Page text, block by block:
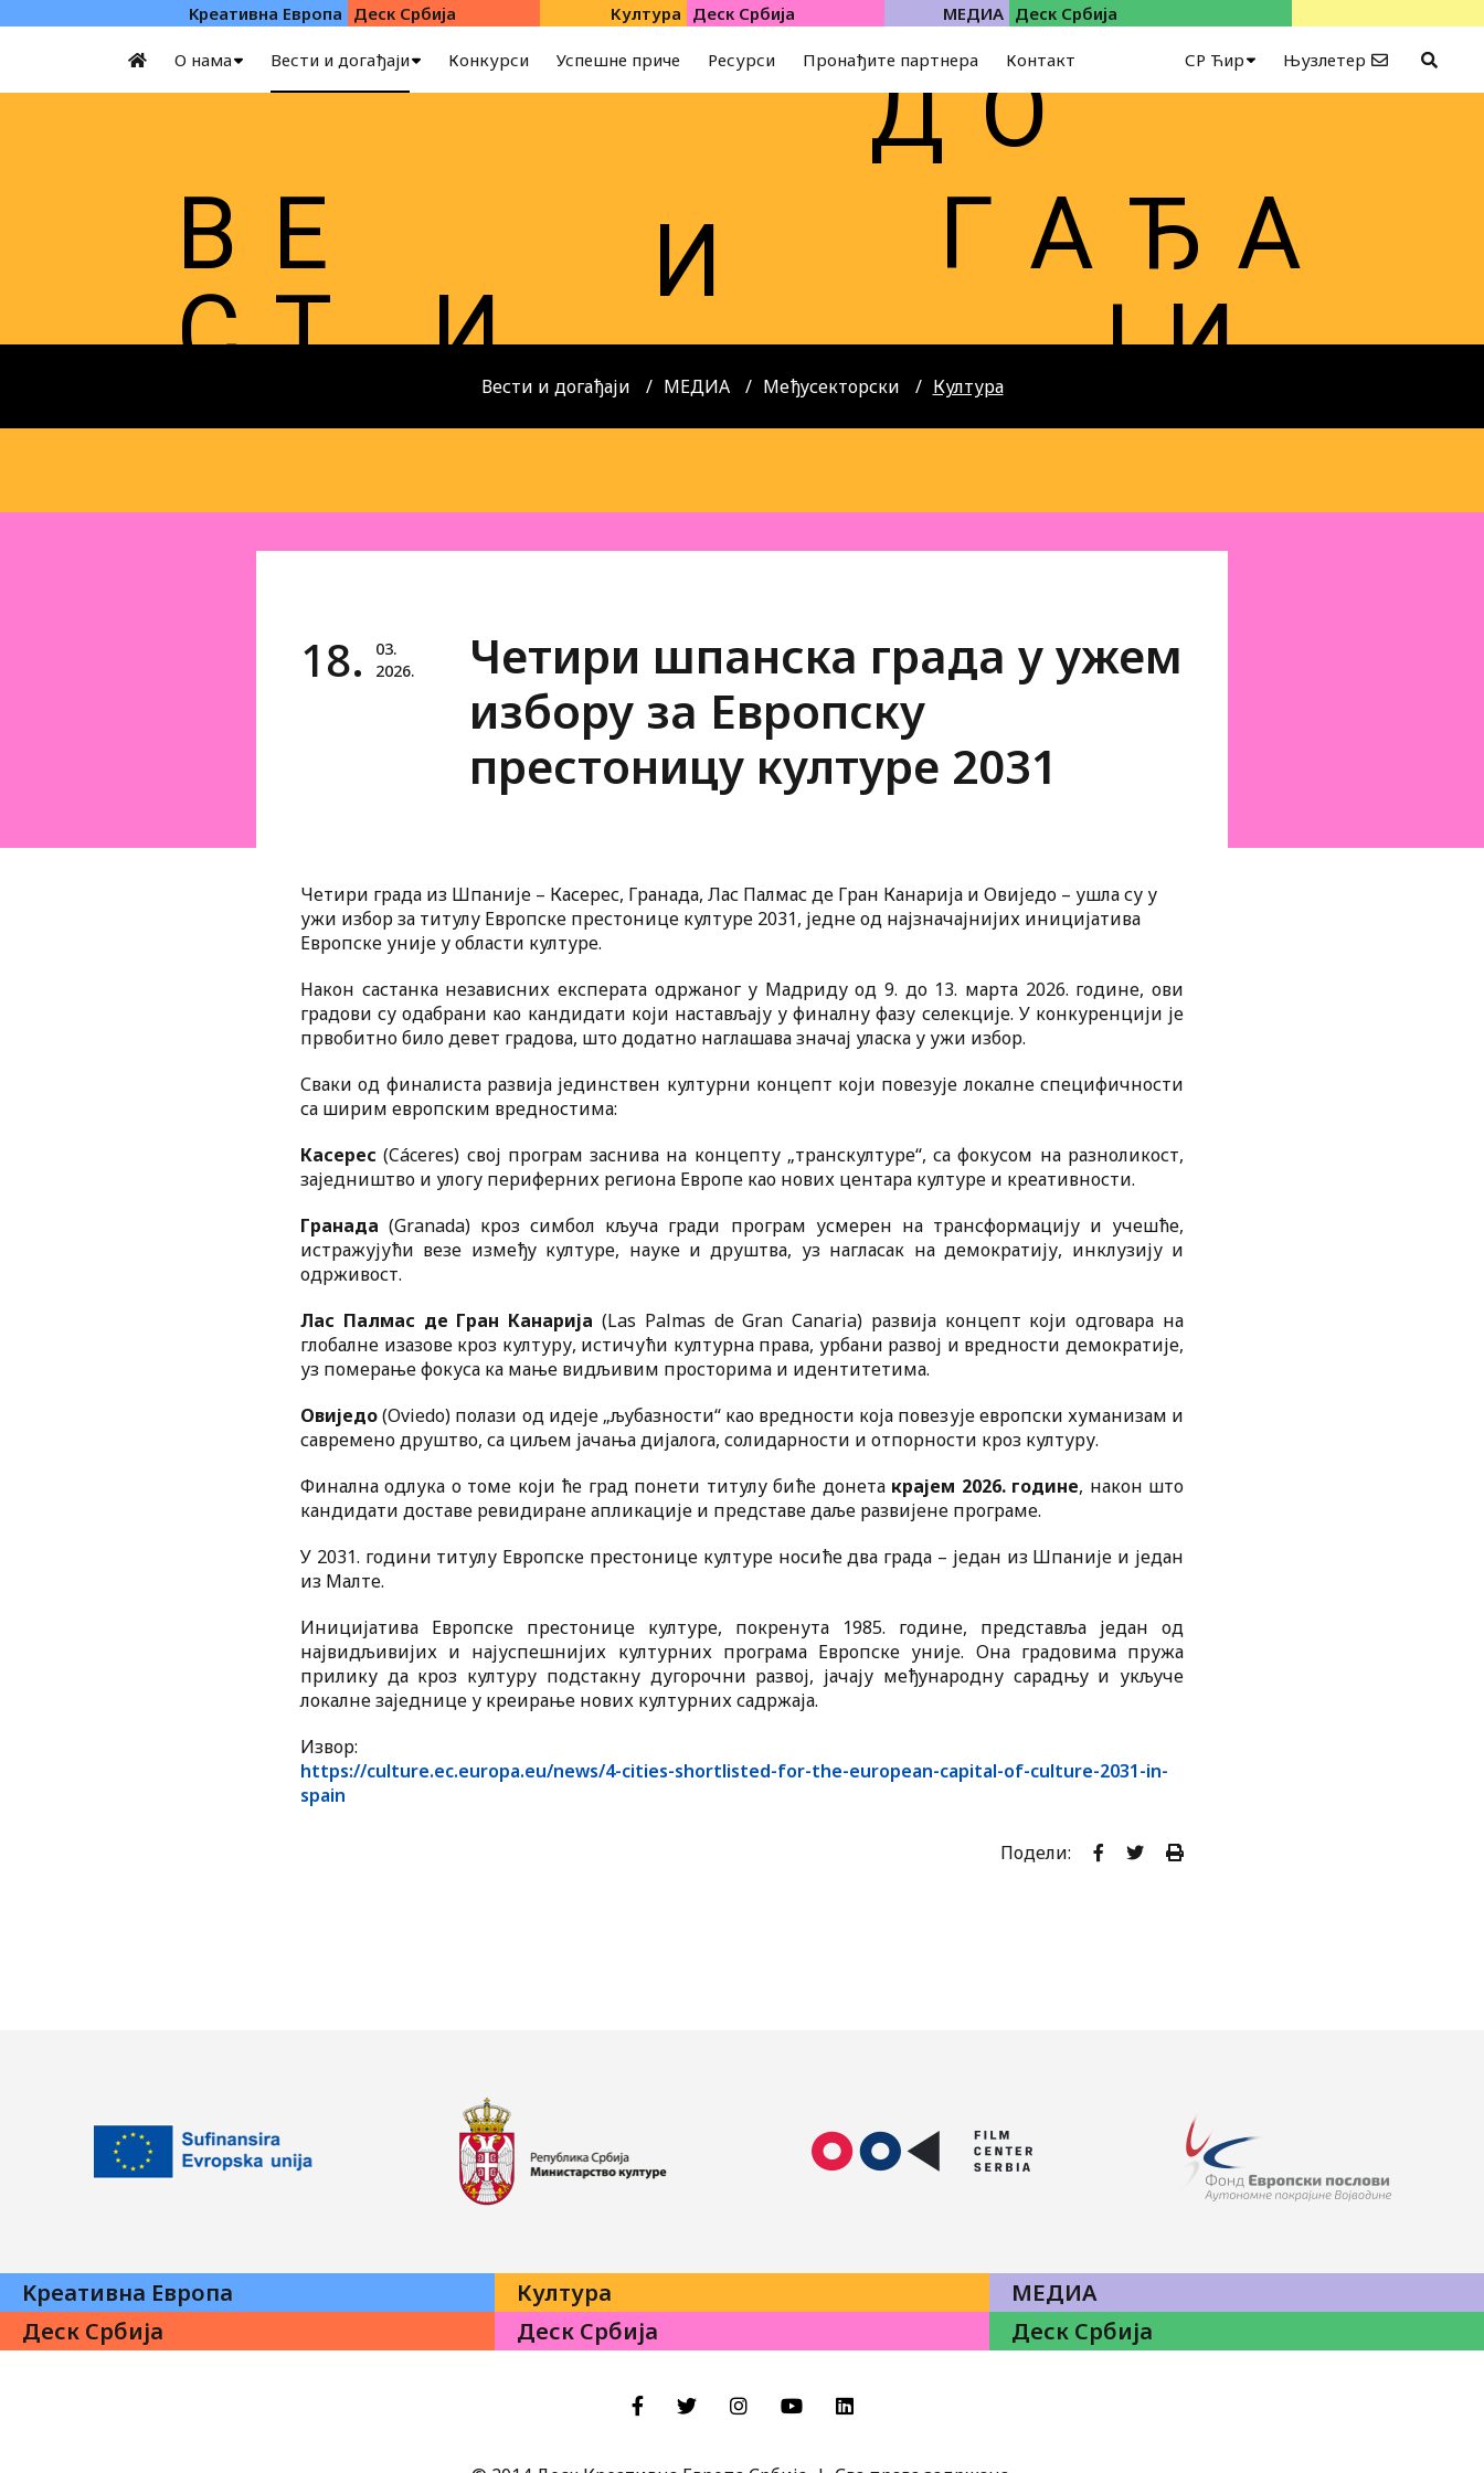
Kреативна Eвропа Деск Србија Култура Деск Србија МЕДИА Деск Србија
О нама Вести и догађаји Конкурси Успешне приче Ресурси Пронађите партнера Контакт СР Ћир Њузлетер
Д О
В Е
И
Г А Ђ А
С Т
И Ј И
Вести и догађаји МЕДИА Међусекторски Култура
18.
03.
2026.
Четири шпанска града у ужем
избору за Европску
престоницу културе 2031
Четири града из Шпаније – Касерес, Гранада, Лас Палмас де Гран Канарија и Овиједо – ушла су у
ужи избор за титулу Европске престонице културе 2031, једне од најзначајнијих иницијатива
Европске уније у области културе.
Након састанка независних експерата одржаног у Мадриду од 9. до 13. марта 2026. године, ови
градови су одабрани као кандидати који настављају у финалну фазу селекције. У конкуренцији је
првобитно било девет градова, што додатно наглашава значај уласка у ужи избор.
Сваки од финалиста развија јединствен културни концепт који повезује локалне специфичности
са ширим европским вредностима:
Касерес(Cáceres) свој програм заснива на концепту „транскултуре“, са фокусом на разноликост,
заједништво и улогу периферних региона Европе као нових центара културе и креативности.
Гранада(Granada) кроз симбол кључа гради програм усмерен на трансформацију и учешће,
истражујући везе између културе, науке и друштва, уз нагласак на демократију, инклузију и
одрживост.
Лас Палмас де Гран Канарија (Las Palmas de Gran Canaria) развија концепт који одговара на
глобалне изазове кроз културу, истичући културна права, урбани развој и вредности демократије,
уз померање фокуса ка мање видљивим просторима и идентитетима.
Овиједо(Oviedo) полази од идеје „љубазности“ као вредности која повезује европски хуманизам и
савремено друштво, са циљем јачања дијалога, солидарности и отпорности кроз културу.
Финална одлука о томе који ће град понети титулу биће донета крајем 2026. године, након што
кандидати доставе ревидиране апликације и представе даље развијене програме.
У 2031. години титулу Европске престонице културе носиће два града – један из Шпаније и један
из Малте.
Иницијатива Европске престонице културе, покренута 1985. године, представља један од
највидљивијих и најуспешнијих културних програма Европске уније. Она градовима пружа
прилику да кроз културу подстакну дугорочни развој, јачају међународну сарадњу и укључе
локалне заједнице у креирање нових културних садржаја.
Извор:
https://culture.ec.europa.eu/news/4-cities-shortlisted-for-the-european-capital-of-culture-2031-in-
spain
Подели:
Kреативна Eвропа Култура
МЕДИА
Деск Србија
Деск Србија Деск Србија
FacebookTwitterInstagramYouTubeLinkedIn